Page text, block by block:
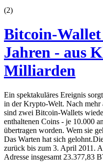
(2)
Bitcoin-
Jahren - aus
Milliarden
Ein spektakuläres Ereignis
in der Krypto-Welt. Nach mehr
sind zwei Bitcoin-Wallets
enthaltenen Coins - je 10.000
übertragen worden. Wem sie
Das Warten hat sich
zurück bis zum 3. April 2011.
Adresse insgesamt 23.377,83